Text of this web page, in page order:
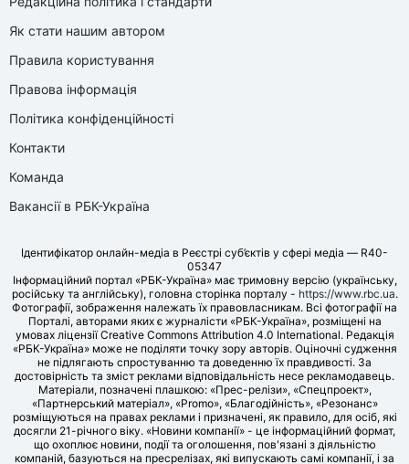
Як стати нашим автором
Правила користування
Правова інформація
Політика конфіденційності
Контакти
Команда
Вакансії в РБК-Україна
Ідентифікатор онлайн-медіа в Реєстрі суб’єктів у сфері медіа — R40-
05347
Інформаційний портал «РБК-Україна» має тримовну версію (українську,
російську та англійську), головна сторінка порталу - https://www.rbc.ua.
Фотографії, зображення належать їх правовласникам. Всі фотографії на
Порталі, авторами яких є журналісти «РБК-Україна», розміщені на
умовах ліцензії Creative Commons Attribution 4.0 International. Редакція
«РБК-Україна» може не поділяти точку зору авторів. Оціночні судження
не підлягають спростуванню та доведенню їх правдивості. За
достовірність та зміст реклами відповідальність несе рекламодавець.
Матеріали, позначені плашкою: «Прес-релізи», «Спецпроект»,
«Партнерський матеріал», «Promo», «Благодійність», «Резонанс»
розміщуються на правах реклами і призначені, як правило, для осіб, які
досягли 21-річного віку. «Новини компанії» - це інформаційний формат,
що охоплює новини, події та оголошення, пов'язані з діяльністю
компаній, базуються на пресрелізах, які випускають самі компанії, і за